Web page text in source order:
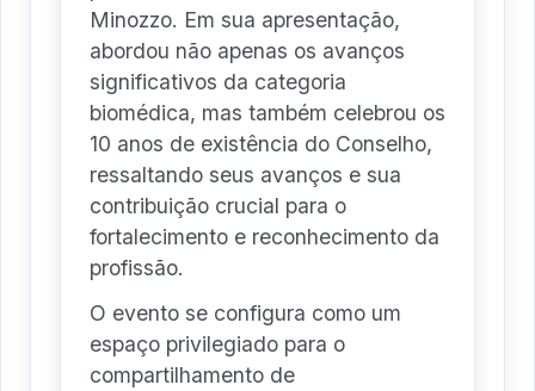
Minozzo. Em sua apresentação,
abordou não apenas os avanços
significativos da categoria
biomédica, mas também celebrou os
10 anos de existência do Conselho,
ressaltando seus avanços e sua
contribuição crucial para o
fortalecimento e reconhecimento da
profissão.
O evento se configura como um
espaço privilegiado para o
compartilhamento de